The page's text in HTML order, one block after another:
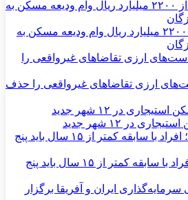
تسهیل در پرداخت بیش از ۲۲۰۰ میلیارد ریال وام ودیعه مسکن به
ارزی تقاضاهای غیرواقعی را حذف
در ۱۲ شهر جدید
قانون جدید بازنشستگی؛ افراد با سابقه کمتر از ۱۵ سال باید پنج